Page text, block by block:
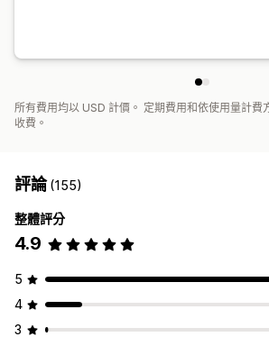
所有費用均以 USD 計價。 定期費用和依使用量計費
收費。
評論(155)
整體評分
4.9
5
4
3